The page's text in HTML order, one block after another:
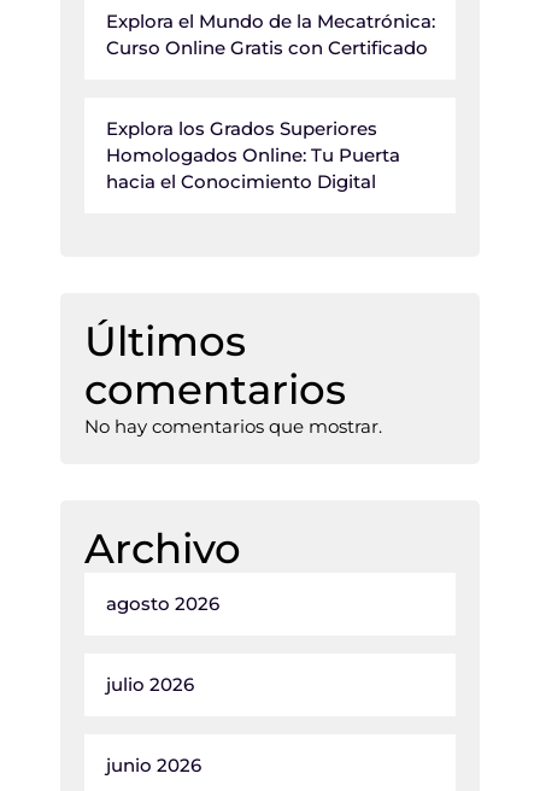
Explora el Mundo de la Mecatrónica:
Curso Online Gratis con Certificado
Explora los Grados Superiores
Homologados Online: Tu Puerta
hacia el Conocimiento Digital
Últimos
comentarios
No hay comentarios que mostrar.
Archivo
agosto 2026
julio 2026
junio 2026